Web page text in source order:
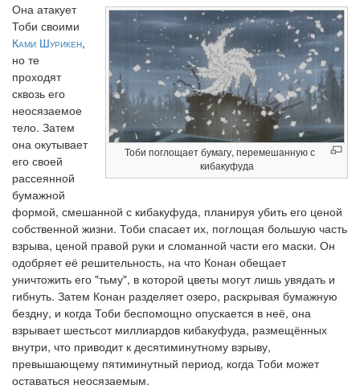
Тоби поглощает бумагу, перемешанную с
кибакуфуда
Она атакует
Тоби своими
Ками Шурикен,
но те
проходят
сквозь его
неосязаемое
тело. Затем
она окутывает
его своей
рассеянной
бумажной
формой, смешанной с кибакуфуда, планируя убить его ценой
собственной жизни. Тоби спасает их, поглощая большую часть
взрыва, ценой правой руки и сломанной части его маски. Он
одобряет её решительность, на что Конан обещает
уничтожить его "тьму", в которой цветы могут лишь увядать и
гибнуть. Затем Конан разделяет озеро, раскрывая бумажную
бездну, и когда Тоби беспомощно опускается в неё, она
взрывает шестьсот миллиардов кибакуфуда, размещённых
внутри, что приводит к десятиминутному взрыву,
превышающему пятиминутный период, когда Тоби может
оставаться неосязаемым.